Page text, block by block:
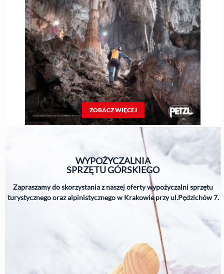
ZOBACZ WIĘCEJ
WYPOŻYCZALNIA
SPRZĘTUGÓRSKIEGO
Zapraszamy do skorzystania z naszej oferty wypożyczalni sprzętu
turystycznego oraz alpinistycznego w Krakowie przy ul.Pędzichów 7.